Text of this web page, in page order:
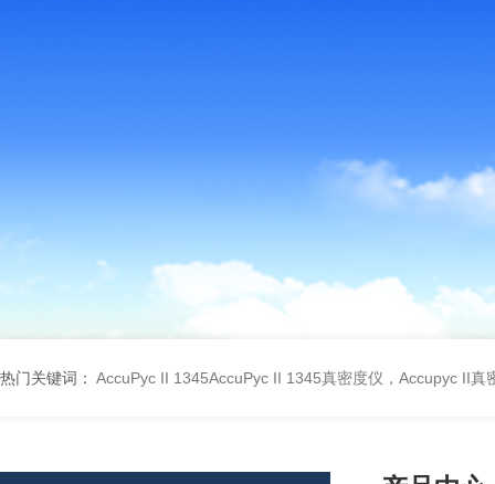
热门关键词： AccuPyc II 1345AccuPyc II 1345真密度仪，Accupyc II真